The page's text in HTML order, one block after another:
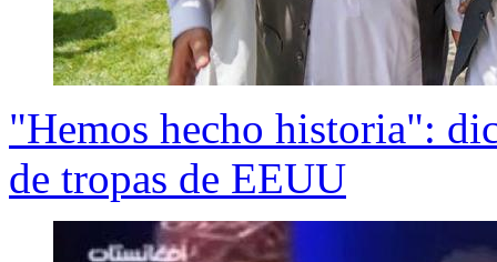
"Hemos hecho historia":
de tropas de EEUU